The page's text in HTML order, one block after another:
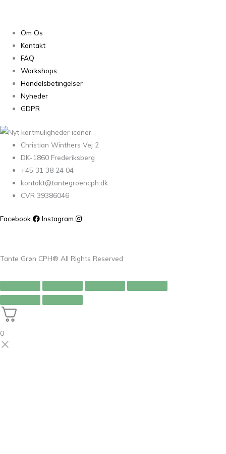
Om Os
Kontakt
FAQ
Workshops
Handelsbetingelser
Nyheder
GDPR
Christian Winthers Vej 2
DK-1860 Frederiksberg
+45 31 38 24 04
kontakt@tantegroencph.dk
CVR 39386046
Facebook Instagram
Tante Grøn CPH® All Rights Reserved
0